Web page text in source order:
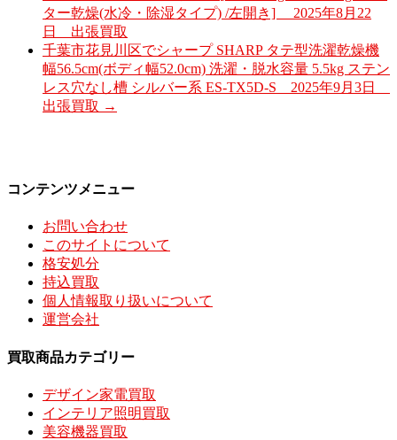
ター乾燥(水冷・除湿タイプ) /左開き] 2025年8月22
日 出張買取
千葉市花見川区でシャープ SHARP タテ型洗濯乾燥機
幅56.5cm(ボディ幅52.0cm) 洗濯・脱水容量 5.5kg ステン
レス穴なし槽 シルバー系 ES-TX5D-S 2025年9月3日
出張買取 →
コンテンツメニュー
お問い合わせ
このサイトについて
格安処分
持込買取
個人情報取り扱いについて
運営会社
買取商品カテゴリー
デザイン家電買取
インテリア照明買取
美容機器買取